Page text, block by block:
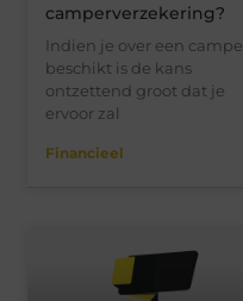
camperverzekering?
Indien je over een
beschikt is de kans
ontzettend groot dat je
ervoor zal
Financieel